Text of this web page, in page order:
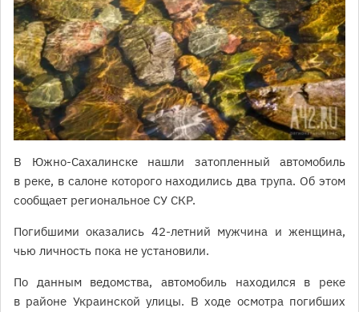
В Южно-Сахалинске нашли затопленный автомобиль
в реке, в салоне которого находились два трупа. Об этом
сообщает региональное СУ СКР.
Погибшими оказались 42-летний мужчина и женщина,
чью личность пока не установили.
По данным ведомства, автомобиль находился в реке
в районе Украинской улицы. В ходе осмотра погибших